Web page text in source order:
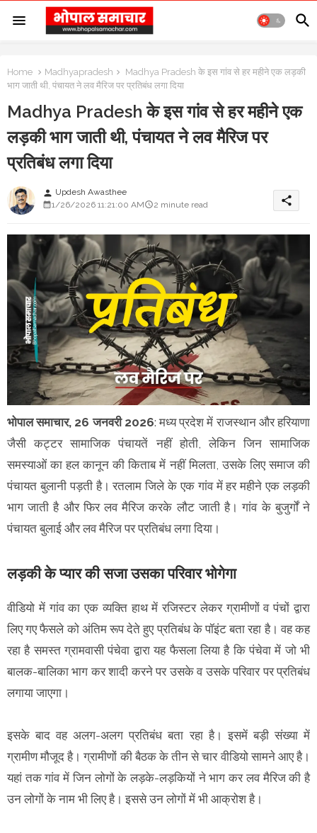
Home Madhyapradesh
Madhya Pradesh के इस गांव से हर महीने एक लड़की
भाग जाती थी, पंचायत ने लव मैरिज पर प्रतिबंध लगा दिया
Madhya Pradesh के इस गांव से हर महीने एक
लड़की भाग जाती थी, पंचायत ने लव मैरिज पर
प्रतिबंध लगा दिया
person Updesh Awasthee
1/26/2026 11:21:00 AM
2 minute read share
भोपाल समाचार, 26 जनवरी 2026: मध्य प्रदेश में राजस्थान और हरियाणा
जैसी कट्टर सामाजिक पंचायतें नहीं होती, लेकिन जिन सामाजिक
समस्याओं का हल कानून की किताब में नहीं मिलता, उसके लिए समाज की
पंचायत बुलानी पड़ती है। रतलाम जिले के एक गांव में हर महीने एक लड़की
भाग जाती है और फिर लव मैरिज करके लौट जाती है। गांव के बुजुर्गों ने
पंचायत बुलाई और लव मैरिज पर प्रतिबंध लगा दिया।
लड़की के प्यार की सजा उसका परिवार भोगेगा
वीडियो में गांव का एक व्यक्ति हाथ में रजिस्टर लेकर ग्रामीणों व पंचों द्वारा
लिए गए फैसले को अंतिम रूप देते हुए प्रतिबंध के पॉइंट​​​​​ बता रहा है। वह कह
रहा है समस्त ग्रामवासी पंचेवा द्वारा यह फैसला लिया है कि पंचेवा में जो भी
बालक-बालिका भाग कर शादी करने पर उसके व उसके परिवार पर प्रतिबंध
लगाया जाएगा।
इसके बाद वह अलग-अलग प्रतिबंध बता रहा है। इसमें बड़ी संख्या में
ग्रामीण मौजूद है। ग्रामीणों की बैठक के तीन से चार वीडियो सामने आए है।
यहां तक गांव में जिन लोगों के लड़के-लड़कियों ने भाग कर लव मैरिज की है
उन लोगों के नाम भी लिए है। इससे उन लोगों में भी आक्रोश है।